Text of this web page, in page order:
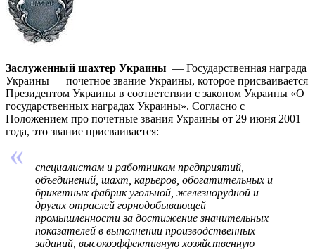
Заслуженный шахтер Украины — Государственная награда
Украины — почетное звание Украины, которое присваивается
Президентом Украины в соответствии с законом Украины «О
государственных наградах Украины». Согласно с
Положением про почетные звания Украины от 29 июня 2001
года, это звание присваивается:
специалистам и работникам предприятий,
объединений, шахт, карьеров, обогатительных и
брикетных фабрик угольной, железнорудной и
других отраслей горнодобывающей
промышленности за достижение значительных
показателей в выполнении производственных
заданий, высокоэффективную хозяйственную